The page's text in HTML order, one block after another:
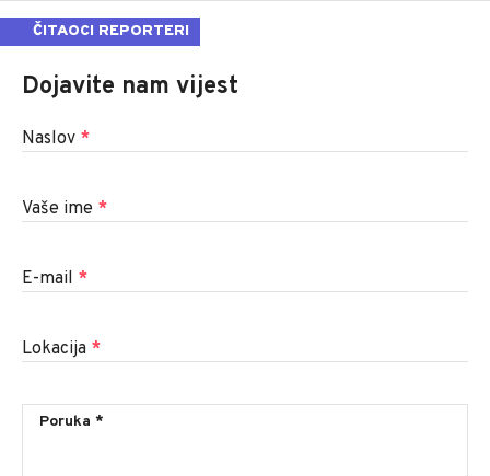
ČITAOCI REPORTERI
Dojavite nam vijest
Naslov *
Vaše ime *
E-mail *
Lokacija *